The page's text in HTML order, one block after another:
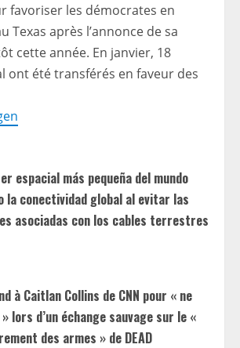
favoriser les démocrates en
Texas après l’annonce de sa
cette année. En janvier, 18
ont été transférés en faveur des
espacial más pequeña del mundo
la conectividad global al evitar las
asociadas con los cables terrestres
à Caitlan Collins de CNN pour « ne
lors d’un échange sauvage sur le «
des armes » de DEAD